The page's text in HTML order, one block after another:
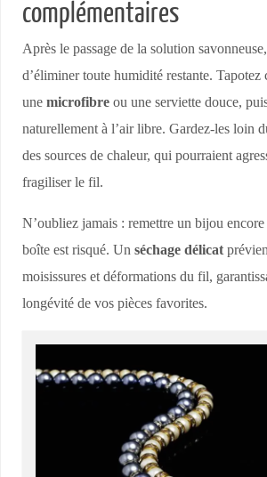
complémentaires
Après le passage de la solution
d’éliminer toute humidité restante. Tapotez
unemicrofibre ou une serviette douce,
naturellement à l’air libre. Gardez-les loin
des sources de chaleur, qui pourraient
fragiliser le fil.
N’oubliez jamais : remettre un bijou
boîte est risqué. Unséchage délicat
moisissures et déformations du fil,
longévité de vos pièces favorites.